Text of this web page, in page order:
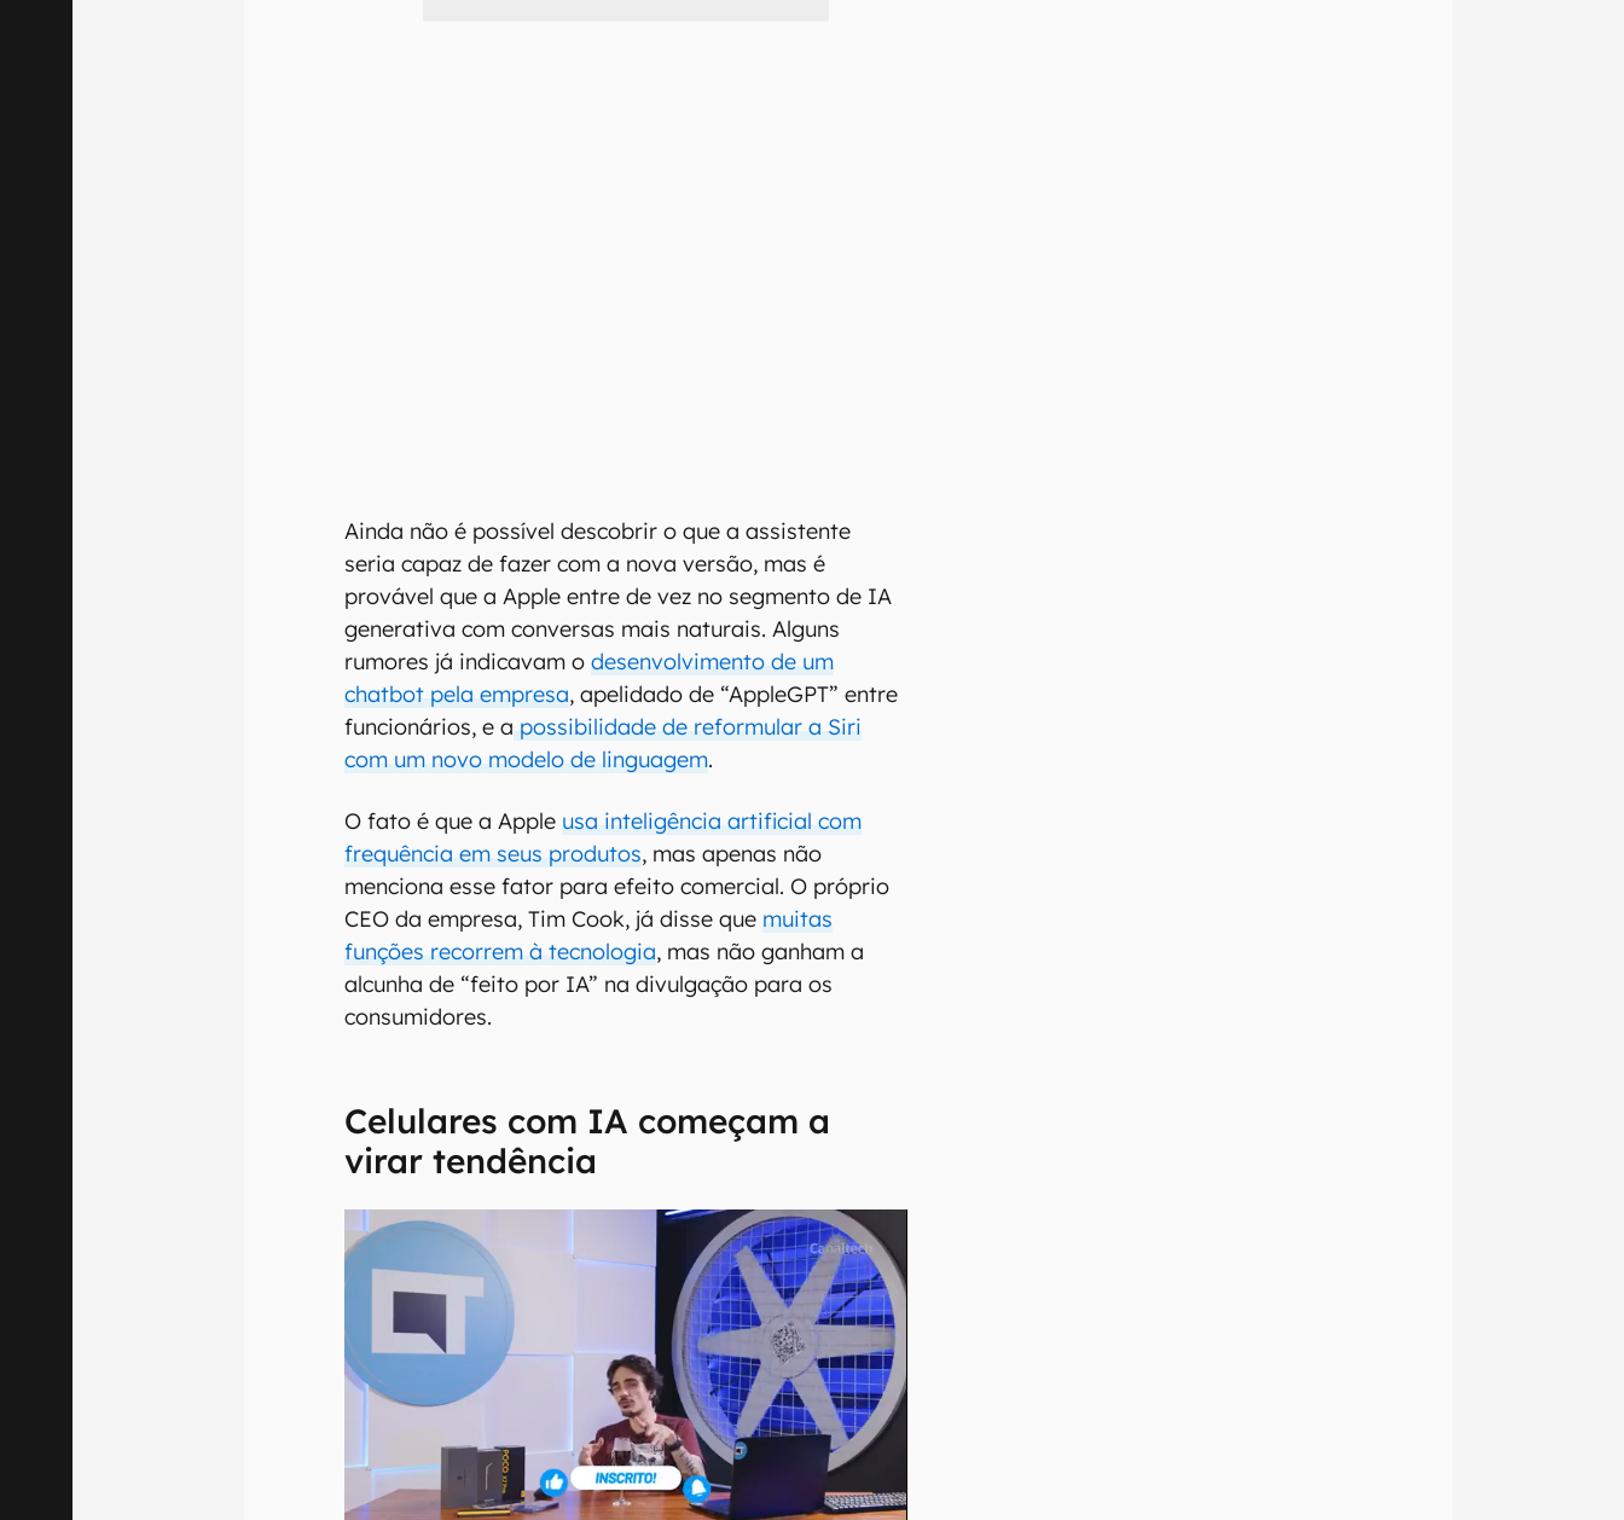
Ainda não é possível descobrir o que a assistente
seria capaz de fazer com a nova versão, mas é
provável que a Apple entre de vez no segmento de IA
generativa com conversas mais naturais. Alguns
rumores já indicavam odesenvolvimento de um
chatbot pela empresa, apelidado de “AppleGPT” entre
funcionários, e a possibilidade de reformular a Siri
com um novo modelo de linguagem.
O fato é que a Apple usa inteligência artificial com
frequência em seus produtos, mas apenas não
menciona esse fator para efeito comercial. O próprio
CEO da empresa, Tim Cook, já disse que muitas
funções recorrem à tecnologia, mas não ganham a
alcunha de “feito por IA” na divulgação para os
consumidores.
Celulares com IA começam a
virar tendência